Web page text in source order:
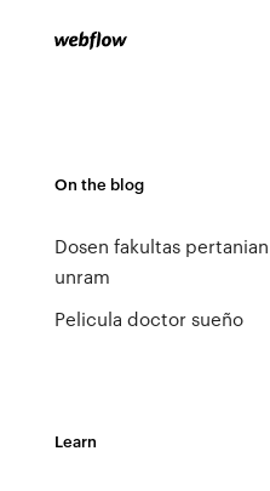
On the blog
Dosen fakultas pertanian
unram
Pelicula doctor sueño
Learn